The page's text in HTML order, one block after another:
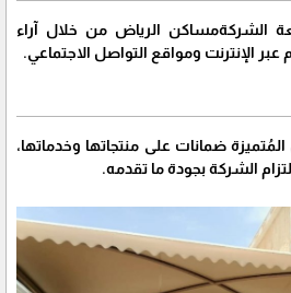
الشركةمساكن الرياض من خلال آراء
عبر الإنترنت ومواقع التواصل الاجتماعي.
ضمانات على منتجاتها وخدماتها،
الشركة بجودة ما تقدمه.